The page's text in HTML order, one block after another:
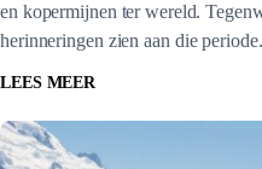
en kopermijnen ter wereld.
herinneringen zien aan die periode.
LEES MEER